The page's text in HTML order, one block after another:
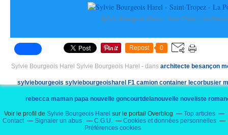
Sylvie Bourgeois Harel - Saint-Tropez - La
Repost 0
Sylvie Bourgeois Harel Sylvie Bourgeois Harel - dans architecte besançon
sylviebourgeois sylviebourgeoisharel F1 camion container lecorbusier
rebecca maman papa nouvelle goncourtdelanouvelle noveliste
cabinedodo
Voir le profil de Sylvie Bourgeois Harel sur le portail Overblog
Top articles
Contact
Signaler un abus C.G.U.
Cookies et données personnelles
Préférences cookies